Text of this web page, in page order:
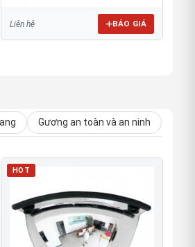
Liên hệ BÁO GIÁ
Gương an toàn và an ninh
HOT